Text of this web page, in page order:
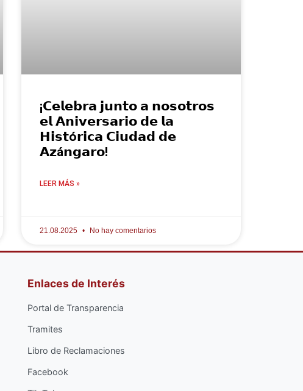
¡𝗖𝗲𝗹𝗲𝗯𝗿𝗮 𝗷𝘂𝗻𝘁𝗼 𝗮 𝗻𝗼𝘀𝗼𝘁𝗿𝗼𝘀
𝗲𝗹 𝗔𝗻𝗶𝘃𝗲𝗿𝘀𝗮𝗿𝗶𝗼 𝗱𝗲 𝗹𝗮
𝗛𝗶𝘀𝘁ó𝗿𝗶𝗰𝗮 𝗖𝗶𝘂𝗱𝗮𝗱 𝗱𝗲
𝗔𝘇á𝗻𝗴𝗮𝗿𝗼!
LEER MÁS »
21.08.2025 No hay comentarios
Enlaces de Interés
Portal de Transparencia
Tramites
Libro de Reclamaciones
Facebook